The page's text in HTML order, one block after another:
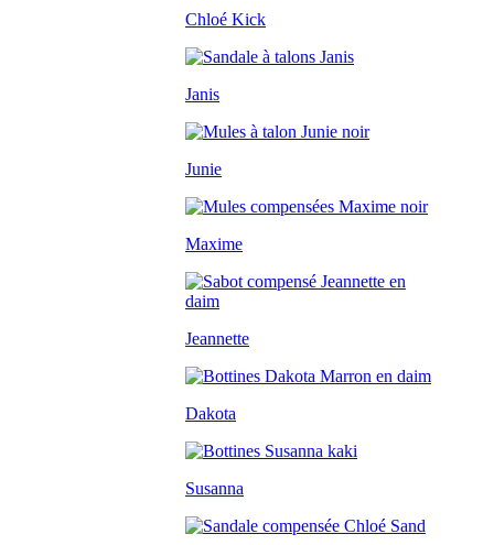
Chloé Kick
Janis
Junie
Maxime
Jeannette
Dakota
Susanna